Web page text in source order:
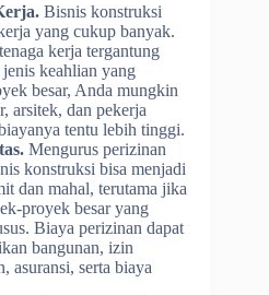
Bisnis konstruksi
yang cukup banyak.
kerja tergantung
keahlian yang
besar, Anda mungkin
arsitek, dan pekerja
tentu lebih tinggi.
Mengurus perizinan
konstruksi bisa menjadi
dan mahal, terutama jika
proyek besar yang
Biaya perizinan dapat
bangunan, izin
asuransi, serta biaya